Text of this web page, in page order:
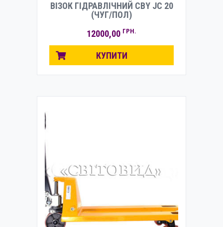
ВІЗОК ГІДРАВЛІЧНИЙ CBY JС 20
(ЧУГ/ПОЛ)
12000,00 ГРН.
КУПИТИ